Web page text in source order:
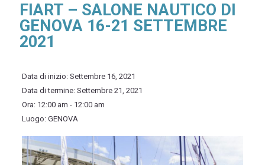
FIART – SALONE NAUTICO DI
GENOVA 16-21 SETTEMBRE
2021
Data di inizio: Settembre 16, 2021
Data di termine: Settembre 21, 2021
Ora: 12:00 am - 12:00 am
Luogo: GENOVA